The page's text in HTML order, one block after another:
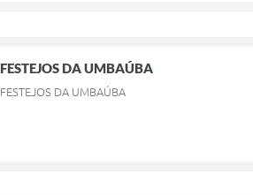
FESTEJOS DA UMBAÚBA
FESTEJOS DA UMBAÚBA